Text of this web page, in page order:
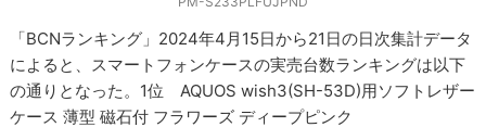
「BCNランキング」2024年4月15日から21日の日次集計データ
によると、スマートフォンケースの実売台数ランキングは以下
の通りとなった。1位 AQUOS wish3(SH-53D)用ソフトレザー
ケース 薄型 磁石付 フラワーズ ディープピンク